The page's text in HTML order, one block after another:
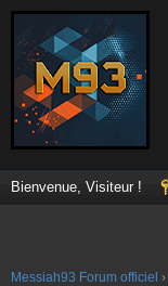
Bienvenue, Visiteur !
Messiah93 Forum officiel ›